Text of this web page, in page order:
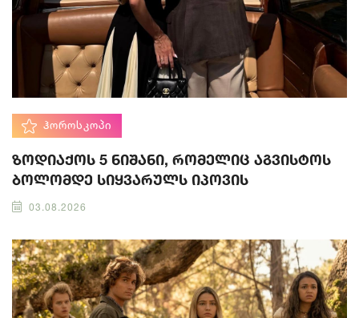
ᲰᲝᲠᲝᲡᲙᲝᲞᲘ
ზოდიაქოს 5 ნიშანი, რომელიც აგვისტოს
ბოლომდე სიყვარულს იპოვის
03.08.2026